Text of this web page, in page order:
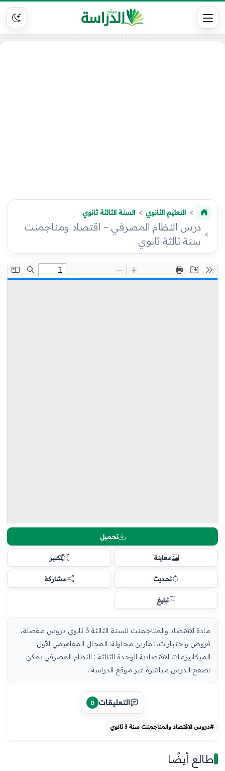
التعليم الثانوي السنة الثالثة ثانوي
درس النظام المصرفي – اقتصاد ومناجمنت
سنة ثالثة ثانوي
تحميل
معاينة تكبير
تحديث مشاركة
تبليغ
مادة الاقتصاد والمناجمنت للسنة الثالثة 3 ثانوي دروس مفصلة،
فروض واختبارات، تمارين محلولة: المجال المفاهيمي الأول :
الميكانيزمات الاقتصادية الوحدة الثالثة : النظام المصرفي يمكن
تصفح الدرس مباشرة عبر موقع الدراسة...
التعليقات 0
#دروس الاقتصاد والمناجمنت سنة 3 ثانوي
طالع أيضًا